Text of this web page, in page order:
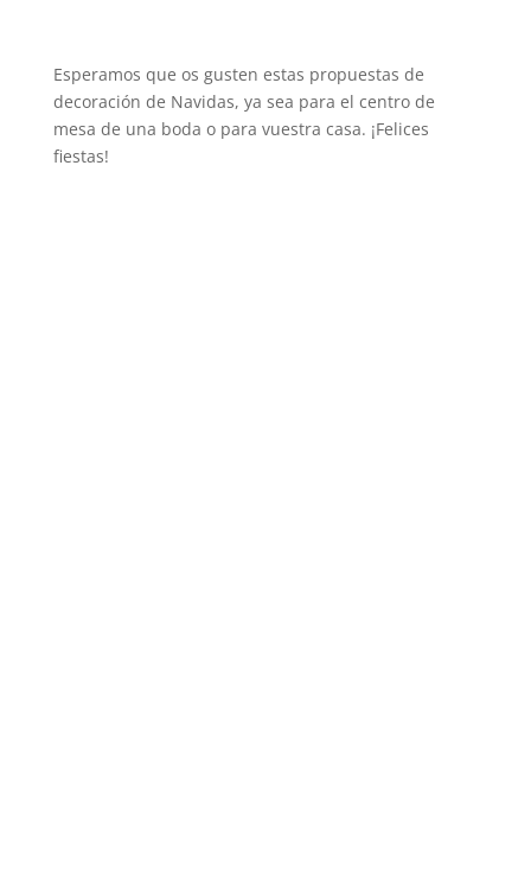
Esperamos que os gusten estas propuestas de
decoración de Navidas, ya sea para el centro de
mesa de una boda o para vuestra casa. ¡Felices
fiestas!